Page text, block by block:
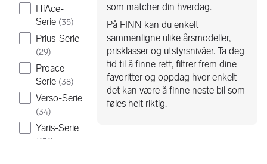
HiAce-
Serie (35)
Prius-Serie
(29)
Proace-
Serie (38)
Verso-Serie
(34)
Yaris-Serie
(131)
som matcher din hverdag.
På FINN kan du enkelt
sammenligne ulike årsmodeller,
prisklasser og utstyrsnivåer. Ta deg
tid til å finne rett, filtrer frem dine
favoritter og oppdag hvor enkelt
det kan være å finne neste bil som
føles helt riktig.